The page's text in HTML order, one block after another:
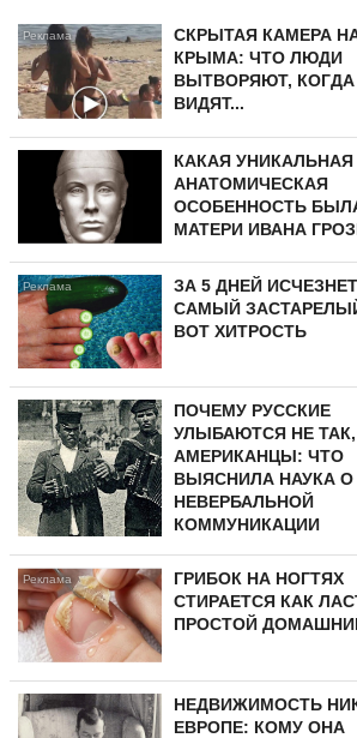
СКРЫТАЯ КАМЕРА
КРЫМА: ЧТО ЛЮДИ
ВЫТВОРЯЮТ, КОГДА
ВИДЯТ...
КАКАЯ УНИКАЛЬНАЯ
АНАТОМИЧЕСКАЯ
ОСОБЕННОСТЬ
МАТЕРИ ИВАНА
ЗА 5 ДНЕЙ
САМЫЙ
ВОТ ХИТРОСТЬ
ПОЧЕМУ РУССКИЕ
УЛЫБАЮТСЯ НЕ ТАК,
АМЕРИКАНЦЫ: ЧТО
ВЫЯСНИЛА НАУКА О
НЕВЕРБАЛЬНОЙ
КОММУНИКАЦИИ
ГРИБОК НА НОГТЯХ
СТИРАЕТСЯ КАК
ПРОСТОЙ
НЕДВИЖИМОСТЬ
ЕВРОПЕ: КОМУ ОНА